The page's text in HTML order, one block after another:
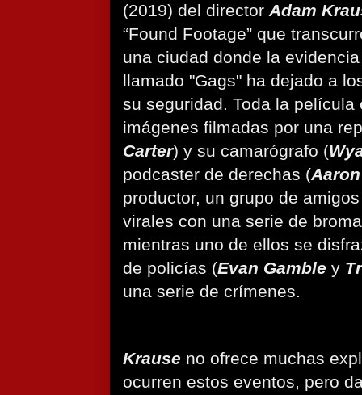
(2019) del directorAdam
“Found Footage” que
una ciudad donde la
llamado "Gags" ha dejado a
su seguridad. Toda la película
imágenes filmadas por una
Carter) y su camarógrafo (
podcaster de derechas (
productor, un grupo de
virales con una serie de
mientras uno de ellos se
de policías (Evan Gamble y
una serie de crímenes.
Krause no ofrece muchas
ocurren estos eventos, pero